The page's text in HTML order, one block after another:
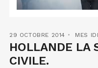
29 OCTOBRE 2014 MES
HOLLANDE LA
CIVILE.